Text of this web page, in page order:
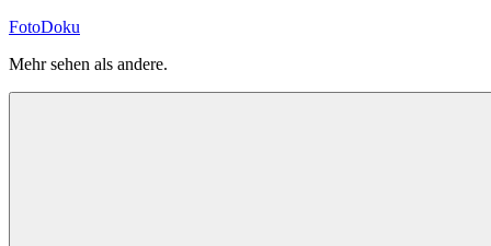
Zum
springen
FotoDoku
Mehr sehen als andere.